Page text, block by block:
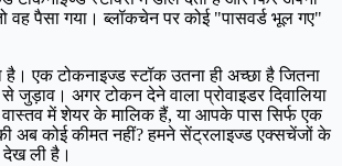
वह पैसा गया। ब्लॉकचेन पर कोई "पासवर्ड भूल गए"
है। एक टोकनाइज्ड स्टॉक उतना ही अच्छा है जितना
अगर टोकन देने वाला प्रोवाइडर दिवालिया
वास्तव में शेयर के मालिक हैं, या आपके पास सिर्फ एक
अब कोई कीमत नहीं? हमने सेंट्रलाइज्ड एक्सचेंजों के
देख ली है।